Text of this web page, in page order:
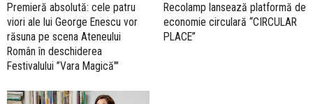
Premieră absolută: cele patru
viori ale lui George Enescu vor
răsuna pe scena Ateneului
Român în deschiderea
Festivalului ”Vara Magică'"
Recolamp lansează platformă de
economie circulară “CIRCULAR
PLACE”